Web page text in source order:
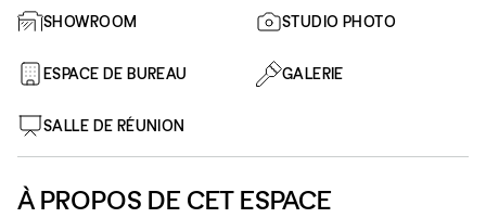
SHOWROOM STUDIO PHOTO
ESPACE DE BUREAU GALERIE
SALLE DE RÉUNION
À PROPOS DE CET ESPACE